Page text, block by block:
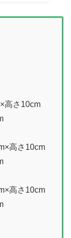
高さ10cm
高さ10cm
高さ10cm